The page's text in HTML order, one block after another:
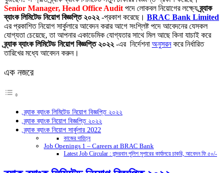
Senior Manager, Head Office Audit পদে লোকবল নিয়োগের লক্ষ্যেব্র্যাক
ব্যাংক লিমিটেড নিয়োগ বিজ্ঞপ্তি ২০২২ -প্রকাশ করেছে। BRAC Bank Limited
এর প্রকাশিত নিয়োগ সার্কুলারে আবেদন করার আগে সংশ্লিষ্ট পদে আবেদনের যেসকল
যোগ্যতা চেয়েছে, তা আপনার একাডেমিক যোগ্যতার সাথে মিল আছে কিনা যাচাই করে
ব্র্যাক ব্যাংক লিমিটেড নিয়োগ বিজ্ঞপ্তি ২০২২ -এর নির্দেশনা অনুসরনকরে নির্ধারিত
তারিখের মধ্যে আবেদন করুন।
এক নজরে
ব্র্যাক ব্যাংক লিমিটেড নিয়োগ বিজ্ঞপ্তি ২০২২
ব্র্যাক ব্যাংক নিয়োগ বিজ্ঞপ্তি ২০২২
ব্র্যাক ব্যাংক নিয়োগ সার্কুলার 2022
কাজের দায়িত্ব
Job Openings 1 – Careers at BRAC Bank
Latest Job Circular : বান্দরবান পুলিশ সুপারের কার্যালয়ে চাকরি, আবেদন ফি ৫০/-